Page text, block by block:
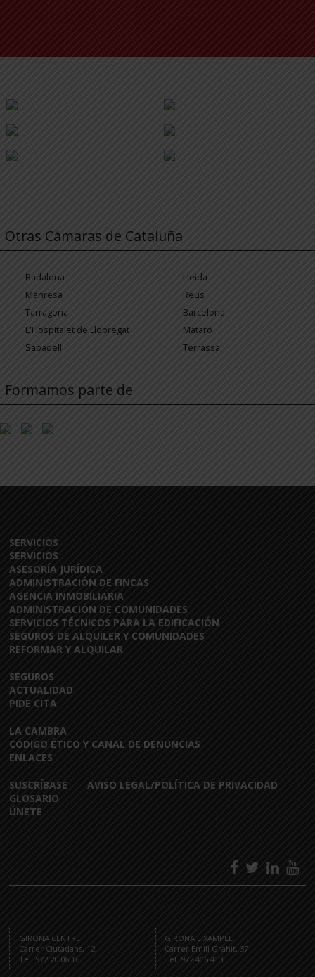
Otras Cámaras de Cataluña
Badalona
Lleida
Manresa
Reus
Tarragona
Barcelona
L'Hospitalet de Llobregat
Mataró
Sabadell
Terrassa
Formamos parte de
SERVICIOS
SERVICIOS
ASESORÍA JURÍDICA
ADMINISTRACIÓN DE FINCAS
AGENCIA INMOBILIARIA
ADMINISTRACIÓN DE COMUNIDADES
SERVICIOS TÉCNICOS PARA LA EDIFICACIÓN
SEGUROS DE ALQUILER Y COMUNIDADES
REFORMAR Y ALQUILAR
SEGUROS
ACTUALIDAD
PIDE CITA
LA CAMBRA
CÓDIGO ÉTICO Y CANAL DE DENUNCIAS
ENLACES
SUSCRÍBASE
GLOSARIO
ÚNETE
AVISO LEGAL/POLÍTICA DE PRIVACIDAD
GIRONA CENTRE
Carrer Ciutadans, 12
Tel. 972 20 06 16
GIRONA EIXAMPLE
Carrer Emili Grahit, 37
Tel. 972 416 413